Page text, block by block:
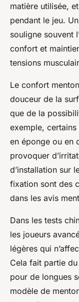
matière utilisée,
pendant le jeu.
souligne souvent
confort et
tensions
Le confort
douceur de la
que de la
exemple,
en éponge ou en
provoquer
d’installation sur
fixation sont des
dans les avis
Dans les tests
les joueurs
légères qui
Cela fait partie
pour de longues
modèle de